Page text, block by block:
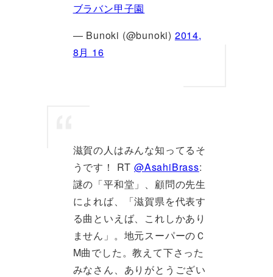
ブラバン甲子園
— Bunoki (@bunoki) 2014,
8月 16
滋賀の人はみんな知ってるそ
うです！ RT@AsahiBrass:
謎の「平和堂」、顧問の先生
によれば、「滋賀県を代表す
る曲といえば、これしかあり
ません」。地元スーパーのＣ
M曲でした。教えて下さった
みなさん、ありがとうござい